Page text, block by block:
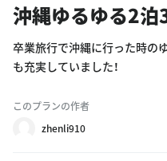
沖縄ゆるゆる2泊
卒業旅行で沖縄に行った時の
も充実していました！
このプランの作者
zhenli910